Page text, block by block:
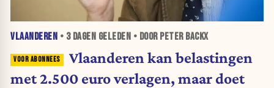
VLAANDEREN • 3 DAGEN GELEDEN • DOOR PETER BACKX
Vlaanderen kan belastingen
met 2.500 euro verlagen, maar doet